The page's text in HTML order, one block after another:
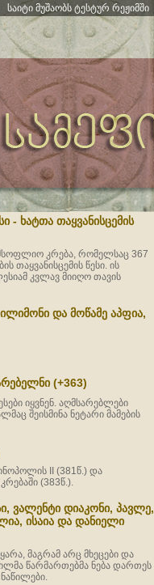
საიტი მუშაობს ტესტურ რეჟიმში
- ხატთა თაყვანისცემის
კრება, რომელსაც 367
თაყვანისცემის წესი. ის
კვლავ მიიღო თავის
და მოწამე აპფია,
(+363)
იყვნენ. აღმსარებლები
შეისმინა ნეტარი მამების
II (381წ.) და
(383წ.).
ვალენტი დიაკონი, პავლე,
ისაია და დანიელი
მაგრამ არც მხეცები და
წარმართებმა ნება დართეს